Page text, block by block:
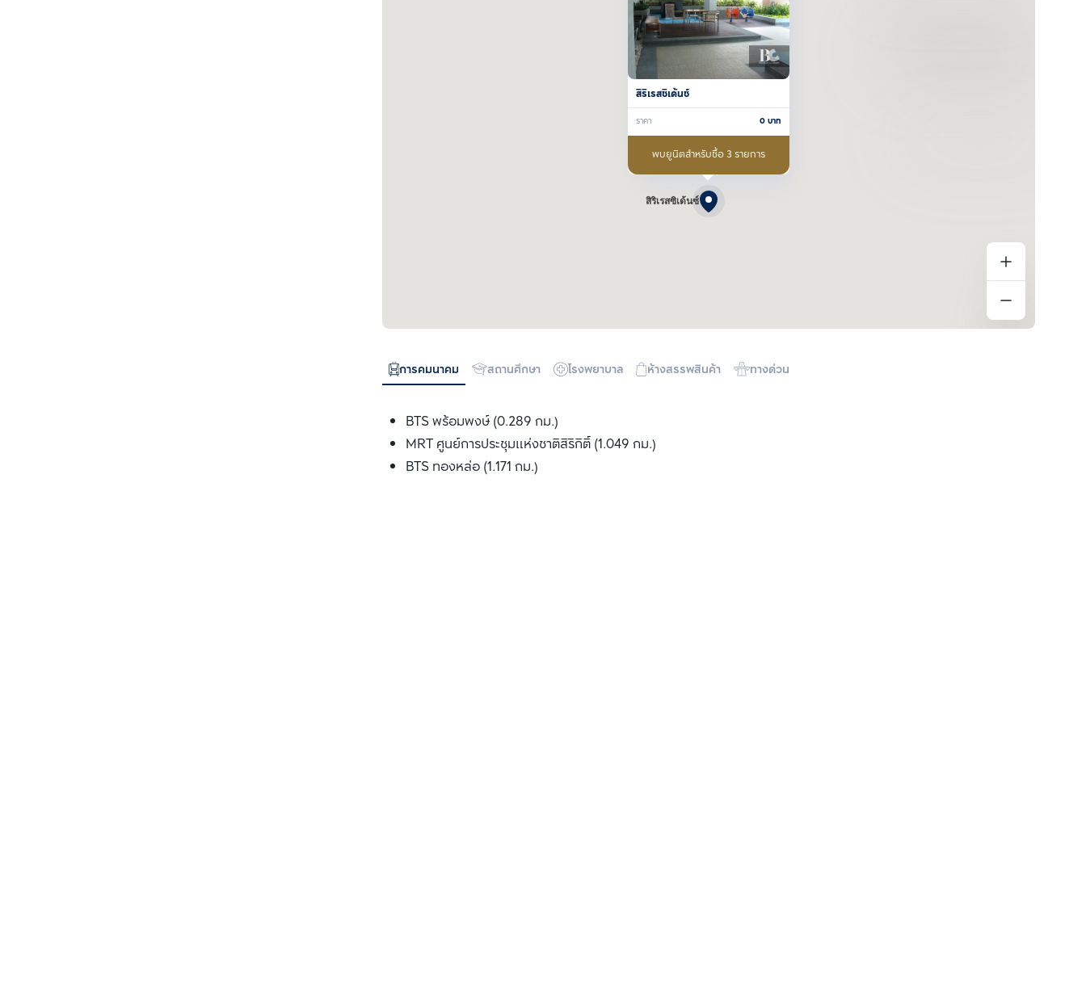
สิริเรสซิเด้นซ์
สิริเรสซิเด้นซ์
ราคา 0บาท
พบยูนิตสำหรับซื้อ 3 รายการ
การคมนาคม สถานศึกษา โรงพยาบาล ห้างสรรพสินค้า ทางด่วน
BTS พร้อมพงษ์ (0.289 กม.)
MRT ศูนย์การประชุมแห่งชาติสิริกิติ์ (1.049 กม.)
BTS ทองหล่อ (1.171 กม.)